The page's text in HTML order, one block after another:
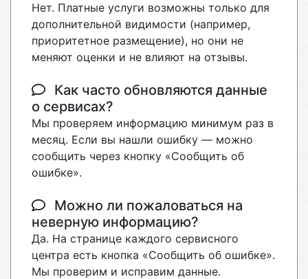
Нет. Платные услуги возможны только для
дополнительной видимости (например,
приоритетное размещение), но они не
меняют оценки и не влияют на отзывы.
Как часто обновляются данные
о сервисах?
Мы проверяем информацию минимум раз в
месяц. Если вы нашли ошибку — можно
сообщить через кнопку «Сообщить об
ошибке».
Можно ли пожаловаться на
неверную информацию?
Да. На странице каждого сервисного
центра есть кнопка «Сообщить об ошибке».
Мы проверим и исправим данные.